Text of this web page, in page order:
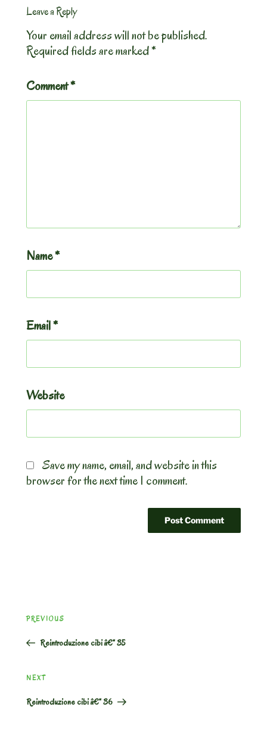
Leave a Reply
Your email address will not be published.
Required fields are marked*
Comment*
Name*
Email*
Website
Save my name, email, and website in this
browser for the next time I comment.
navigation
Previous
PREVIOUS
Reintroduzione cibi â€“ 35
Next
NEXT
Reintroduzione cibi â€“ 36